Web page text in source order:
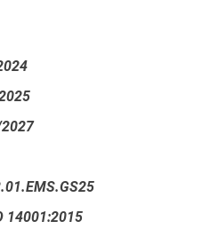
14001:2015